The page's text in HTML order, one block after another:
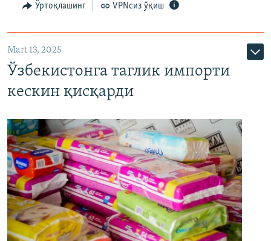
Ўртоқлашинг VPNсиз ўқиш
Mart 13, 2025
Ўзбекистонга таглик импорти
кескин қисқарди